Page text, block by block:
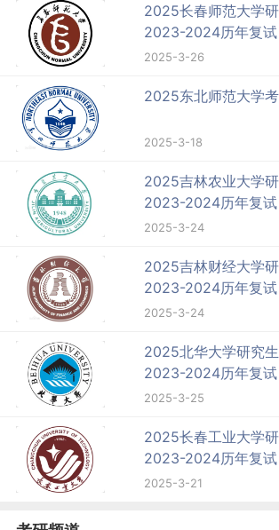
2025长春师范大学
2023-2024历年复试
2025-3-26
2025东北师范大学
2025-3-18
2025吉林农业大学
2023-2024历年复试
2025-3-24
2025吉林财经大学
2023-2024历年复试
2025-3-24
2025北华大学研究
2023-2024历年复试
2025-3-25
2025长春工业大学
2023-2024历年复试
2025-3-21